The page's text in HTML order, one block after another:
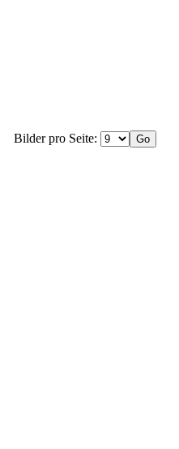
Bilder pro Seite: